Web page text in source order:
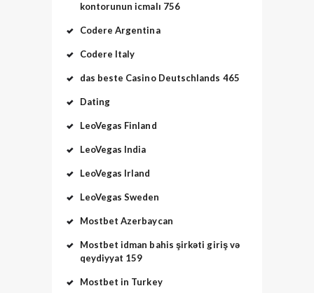
kontorunun icmalı 756
Codere Argentina
Codere Italy
das beste Casino Deutschlands 465
Dating
LeoVegas Finland
LeoVegas India
LeoVegas Irland
LeoVegas Sweden
Mostbet Azerbaycan
Mostbet idman bahis şirkəti giriş və
qeydiyyat 159
Mostbet in Turkey